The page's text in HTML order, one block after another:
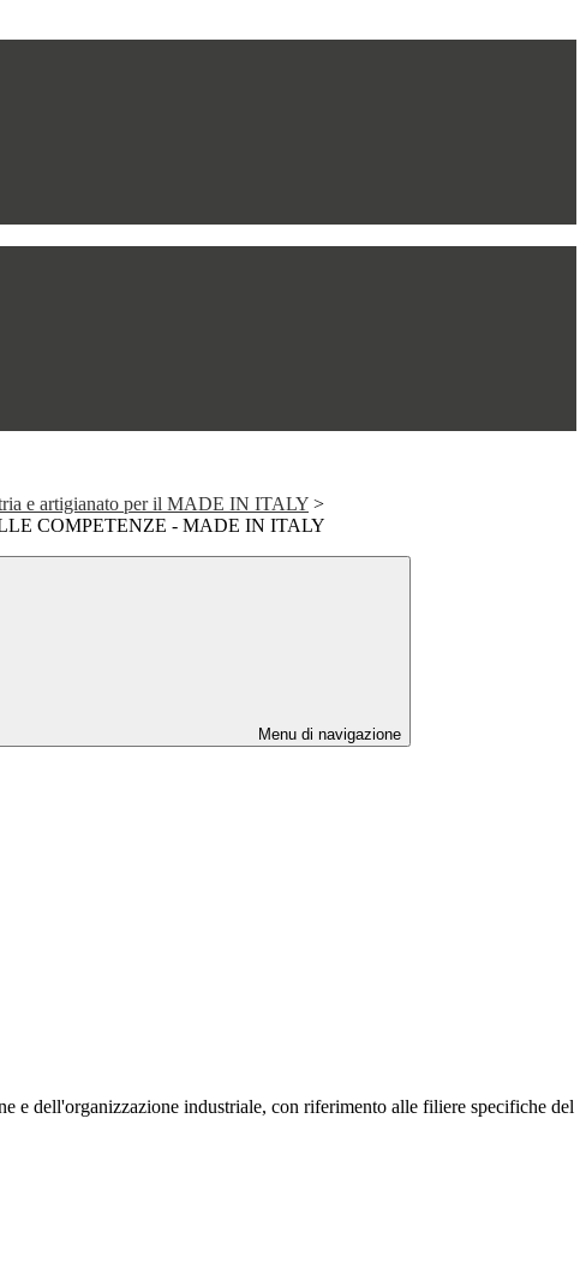
e artigianato per il MADE IN ITALY >
COMPETENZE - MADE IN ITALY
Menu di navigazione
e dell'organizzazione industriale, con riferimento alle filiere specifiche del